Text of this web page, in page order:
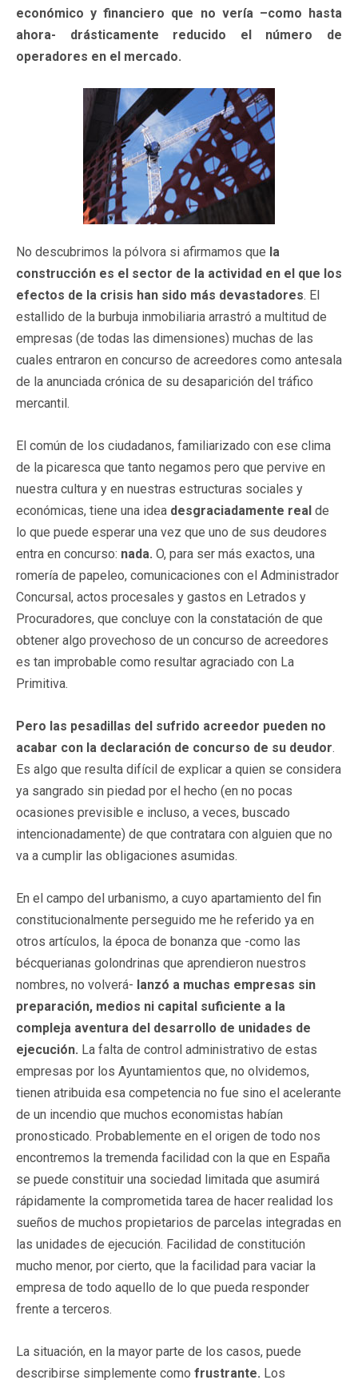
económico y financiero que no vería –como hasta
ahora- drásticamente reducido el número de
operadores en el mercado.
No descubrimos la pólvora si afirmamos que la
construcción es el sector de la actividad en el que los
efectos de la crisis han sido más devastadores. El
estallido de la burbuja inmobiliaria arrastró a multitud de
empresas (de todas las dimensiones) muchas de las
cuales entraron en concurso de acreedores como antesala
de la anunciada crónica de su desaparición del tráfico
mercantil.
El común de los ciudadanos, familiarizado con ese clima
de la picaresca que tanto negamos pero que pervive en
nuestra cultura y en nuestras estructuras sociales y
económicas, tiene una idea desgraciadamente real de
lo que puede esperar una vez que uno de sus deudores
entra en concurso: nada. O, para ser más exactos, una
romería de papeleo, comunicaciones con el Administrador
Concursal, actos procesales y gastos en Letrados y
Procuradores, que concluye con la constatación de que
obtener algo provechoso de un concurso de acreedores
es tan improbable como resultar agraciado con La
Primitiva.
Pero las pesadillas del sufrido acreedor pueden no
acabar con la declaración de concurso de su deudor.
Es algo que resulta difícil de explicar a quien se considera
ya sangrado sin piedad por el hecho (en no pocas
ocasiones previsible e incluso, a veces, buscado
intencionadamente) de que contratara con alguien que no
va a cumplir las obligaciones asumidas.
En el campo del urbanismo, a cuyo apartamiento del fin
constitucionalmente perseguido me he referido ya en
otros artículos, la época de bonanza que -como las
bécquerianas golondrinas que aprendieron nuestros
nombres, no volverá- lanzó a muchas empresas sin
preparación, medios ni capital suficiente a la
compleja aventura del desarrollo de unidades de
ejecución. La falta de control administrativo de estas
empresas por los Ayuntamientos que, no olvidemos,
tienen atribuida esa competencia no fue sino el acelerante
de un incendio que muchos economistas habían
pronosticado. Probablemente en el origen de todo nos
encontremos la tremenda facilidad con la que en España
se puede constituir una sociedad limitada que asumirá
rápidamente la comprometida tarea de hacer realidad los
sueños de muchos propietarios de parcelas integradas en
las unidades de ejecución. Facilidad de constitución
mucho menor, por cierto, que la facilidad para vaciar la
empresa de todo aquello de lo que pueda responder
frente a terceros.
La situación, en la mayor parte de los casos, puede
describirse simplemente como frustrante. Los